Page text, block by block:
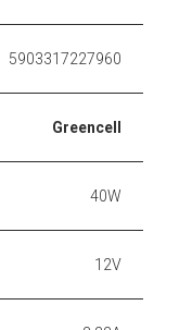
5903317227960
Greencell
40W
12V